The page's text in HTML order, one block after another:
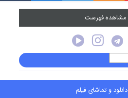
مشاهده فهرست
دانلود و تماشای فیلم